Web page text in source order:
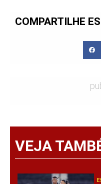
COMPARTILHE
VEJA